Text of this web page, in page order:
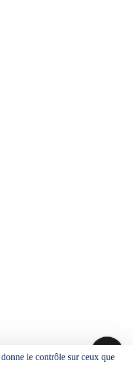
méthode.
et
par bruit
contrôle type ;
de l’appareillage
– facteurs
avec
le contrôle sur ceux que